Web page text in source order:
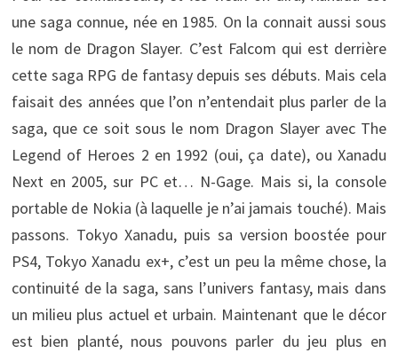
une saga connue, née en 1985. On la connait aussi sous
le nom de Dragon Slayer. C’est Falcom qui est derrière
cette saga RPG de fantasy depuis ses débuts. Mais cela
faisait des années que l’on n’entendait plus parler de la
saga, que ce soit sous le nom Dragon Slayer avec The
Legend of Heroes 2 en 1992 (oui, ça date), ou Xanadu
Next en 2005, sur PC et… N-Gage. Mais si, la console
portable de Nokia (à laquelle je n’ai jamais touché). Mais
passons. Tokyo Xanadu, puis sa version boostée pour
PS4, Tokyo Xanadu ex+, c’est un peu la même chose, la
continuité de la saga, sans l’univers fantasy, mais dans
un milieu plus actuel et urbain. Maintenant que le décor
est bien planté, nous pouvons parler du jeu plus en